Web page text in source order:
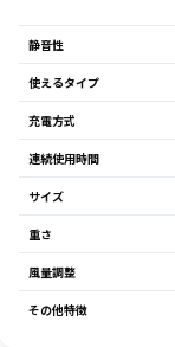
静音性
使えるタイプ
充電方式
連続使用時間
サイズ
重さ
風量調整
その他特徴